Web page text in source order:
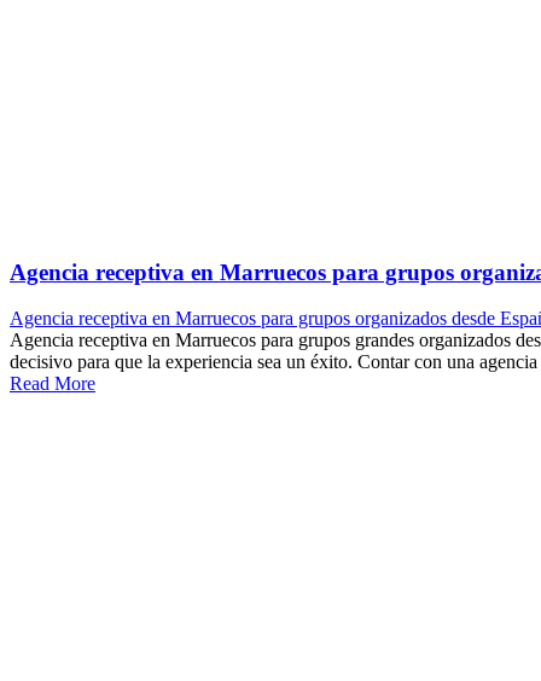
Agencia receptiva en Marruecos para grupos
Agencia receptiva en Marruecos para grupos organizados desde
Agencia receptiva en Marruecos para grupos grandes organizados
decisivo para que la experiencia sea un éxito. Contar con una
Read More